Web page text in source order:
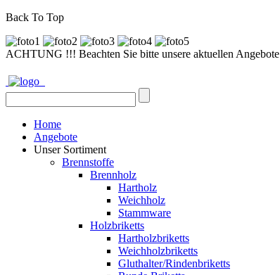
Back To Top
ACHTUNG !!! Beachten Sie bitte unsere aktuellen Angebote
Home
Angebote
Unser Sortiment
Brennstoffe
Brennholz
Hartholz
Weichholz
Stammware
Holzbriketts
Hartholzbriketts
Weichholzbriketts
Gluthalter/Rindenbriketts